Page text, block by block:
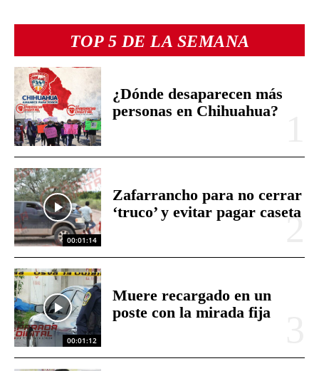
TOP 5 DE LA SEMANA
¿Dónde desaparecen más
personas en Chihuahua?
00:01:14
Zafarrancho para no cerrar
‘truco’ y evitar pagar caseta
00:01:12
Muere recargado en un
poste con la mirada fija